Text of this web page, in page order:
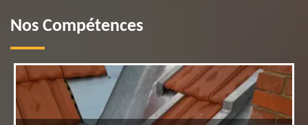
Nos Compétences